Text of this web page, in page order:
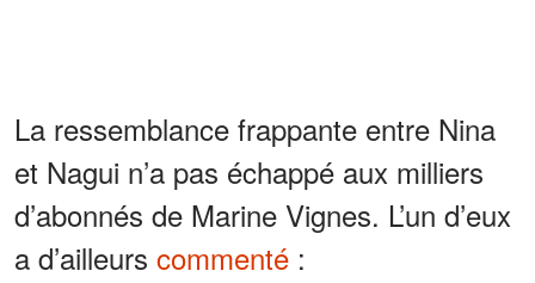
La ressemblance frappante entre Nina
et Nagui n’a pas échappé aux milliers
d’abonnés de Marine Vignes. L’un d’eux
a d’ailleurs commenté :